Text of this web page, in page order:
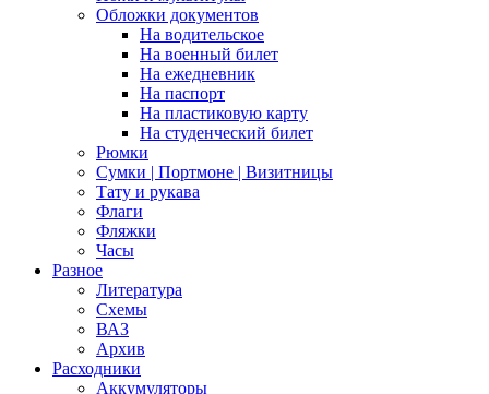
Обложки документов
На водительское
На военный билет
На ежедневник
На паспорт
На пластиковую карту
На студенческий билет
Рюмки
Сумки | Портмоне | Визитницы
Тату и рукава
Флаги
Фляжки
Часы
Разное
Литература
Схемы
ВАЗ
Архив
Расходники
Аккумуляторы